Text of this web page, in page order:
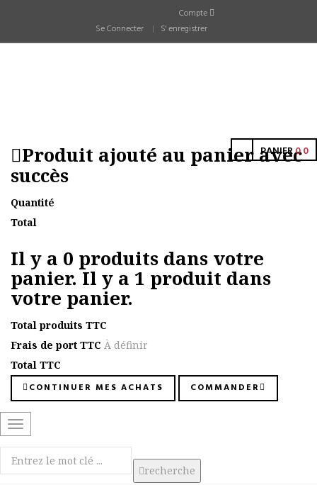
Compte
Se Connecter
S' enregistrer
PANIER00
Produit ajouté au panier avec
succès
Quantité
Total
Il y a 0 produits dans votre
panier.Il y a 1 produit dans
votre panier.
Total produits TTC
Frais de port TTC À définir
Total TTC
CONTINUER MES ACHATS COMMANDER
Basculer
la
navigation
recherche